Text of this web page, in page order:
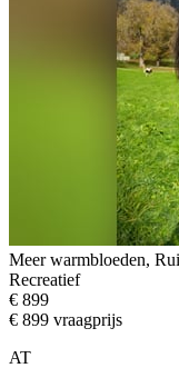
Meer warmbloeden,
Recreatief
€ 899
€ 899 vraagprijs
AT